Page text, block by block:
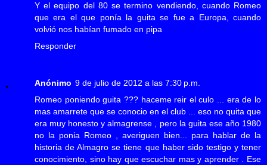
Y el equipo del 80 se termino vendiendo, cuando Romeo
que era el que ponía la guita se fue a Europa, cuando
volvió nos habían fumado en pipa
Responder
Anónimo 9 de julio de 2012 a las 7:30 p.m.
Romeo poniendo guita ??? haceme reir el culo ... era de lo
mas amarrete que se conocio en el club ... eso no quita que
era muy honesto y almagrense , pero la guita ese año 1980
no la ponia Romeo , averiguen bien... para hablar de la
historia de Almagro se tiene que haber sido testigo y tener
conocimiento, sino hay que escuchar mas y aprender . Ese